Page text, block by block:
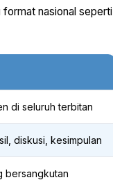
format nasional seperti
di seluruh terbitan
diskusi, kesimpulan
bersangkutan